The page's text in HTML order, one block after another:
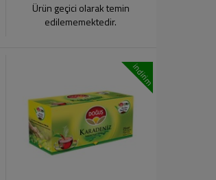
Ürün geçici olarak temin
edilememektedir.
indirim